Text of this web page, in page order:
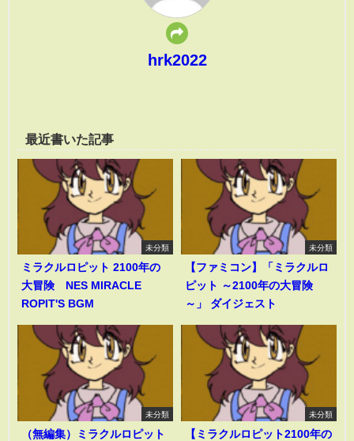
hrk2022
最近書いた記事
未分類
ミラクルロピット 2100年の
大冒険 NES MIRACLE
ROPIT'S BGM
未分類
【ファミコン】「ミラクルロ
ピット ～2100年の大冒険
～」 ダイジェスト
未分類
（無編集）ミラクルロピット
未分類
【ミラクルロピット2100年の